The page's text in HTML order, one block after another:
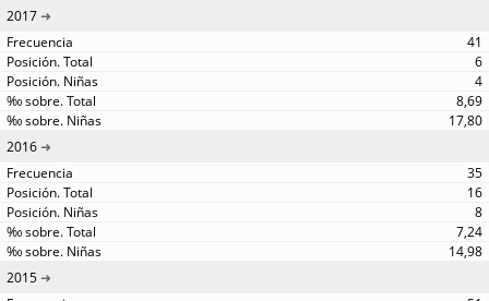
2017
41
6
4
8,69
17,80
2016
35
16
8
7,24
14,98
2015